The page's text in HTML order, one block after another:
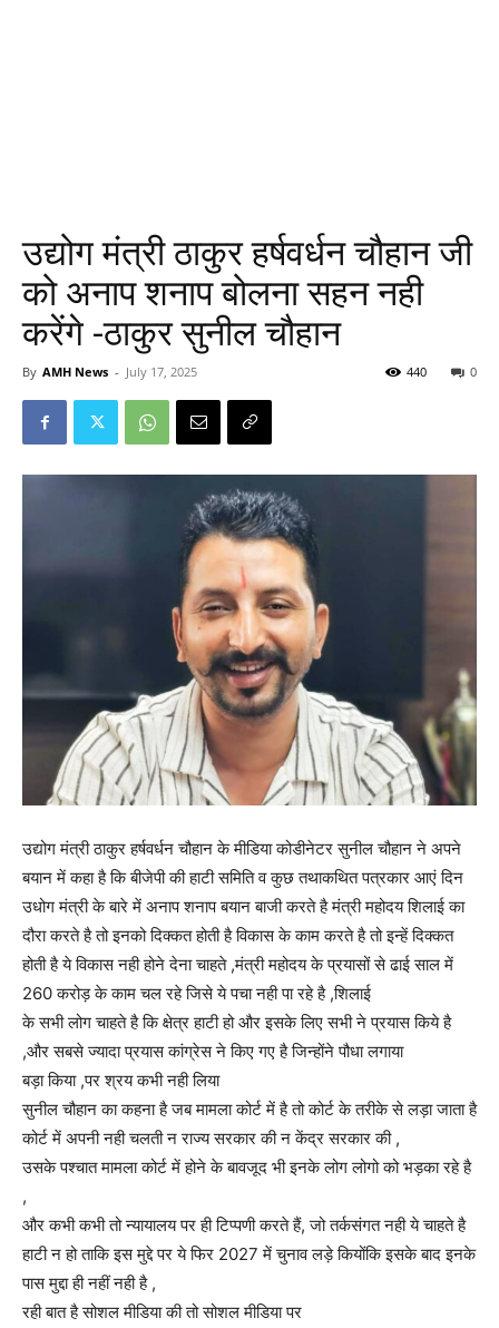
उद्योग मंत्री ठाकुर हर्षवर्धन चौहान जी
को अनाप शनाप बोलना सहन नही
करेंगे -ठाकुर सुनील चौहान
By AMH News - July 17, 2025 0
440
उद्योग मंत्री ठाकुर हर्षवर्धन चौहान के मीडिया कोडीनेटर सुनील चौहान ने अपने
बयान में कहा है कि बीजेपी की हाटी समिति व कुछ तथाकथित पत्रकार आएं दिन
उधोग मंत्री के बारे में अनाप शनाप बयान बाजी करते है मंत्री महोदय शिलाई का
दौरा करते है तो इनको दिक्कत होती है विकास के काम करते है तो इन्हें दिक्कत
होती है ये विकास नही होने देना चाहते ,मंत्री महोदय के प्रयासों से ढाई साल में
260 करोड़ के काम चल रहे जिसे ये पचा नही पा रहे है ,शिलाई
के सभी लोग चाहते है कि क्षेत्र हाटी हो और इसके लिए सभी ने प्रयास किये है
,और सबसे ज्यादा प्रयास कांग्रेस ने किए गए है जिन्होंने पौधा लगाया
बड़ा किया ,पर श्रय कभी नही लिया
सुनील चौहान का कहना है जब मामला कोर्ट में है तो कोर्ट के तरीके से लड़ा जाता है
कोर्ट में अपनी नही चलती न राज्य सरकार की न केंद्र सरकार की ,
उसके पश्चात मामला कोर्ट में होने के बावजूद भी इनके लोग लोगो को भड़का रहे है
,
और कभी कभी तो न्यायालय पर ही टिप्पणी करते हैं, जो तर्कसंगत नही ये चाहते है
हाटी न हो ताकि इस मुद्दे पर ये फिर 2027 में चुनाव लड़े कियोंकि इसके बाद इनके
पास मुद्दा ही नहीं नही है ,
रही बात है सोशल मीडिया की तो सोशल मीडिया पर